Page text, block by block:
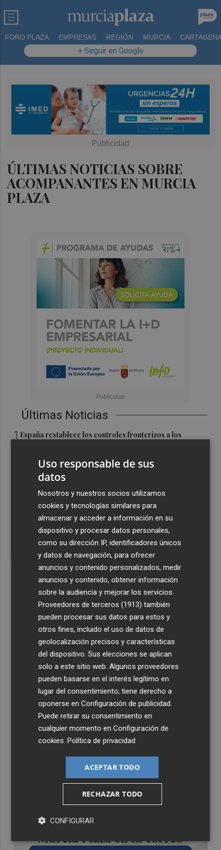
FORO PLAZA EMPRESAS REGIÓN MURCIA
+ Seguir en Google
ÚLTIMAS NOTICIAS SOBRE
ACOMPANANTES EN MURCIA
PLAZA
Últimas Noticias
1 España restablece los controles fronterizos a los
El homenaje a Ferran Torres en Foios, en imágenes
Ferran Torres, recibido con un baño de masas en su
pueblo: "Allá donde voy siempre digo que soy de Foios"
Foios se vuelca con Ferran Torres
La serie murciana protagonizada por un conejo de
peluche malhablado y gamberro que triunfa en las
redes: así es 'Yván y Lolo'
Recibe toda la actualidad de
Murcia Plaza en tu correo
Uso responsable de sus
datos
Nosotros y nuestros socios utilizamos
cookies y tecnologías similares para
almacenar y acceder a información en su
dispositivo y procesar datos personales,
como su dirección IP, identificadores únicos
y datos de navegación, para ofrecer
anuncios y contenido personalizados, medir
anuncios y contenido, obtener información
sobre la audiencia y mejorar los servicios.
Proveedores de terceros (1913) también
pueden procesar sus datos para estos y
otros fines, incluido el uso de datos de
geolocalización precisos y características
del dispositivo. Sus elecciones se aplican
solo a este sitio web. Algunos proveedores
pueden basarse en el interés legítimo en
lugar del consentimiento; tiene derecho a
oponerse enConfiguración de publicidad
Puede retirar su consentimiento en
cualquier momento enConfiguración de
cookies .Política de privacidad
ACEPTAR TODO
RECHAZAR TODO
CONFIGURAR